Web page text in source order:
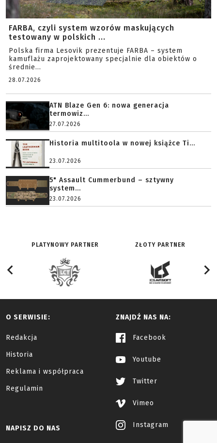
FARBA, czyli system wzorów maskujących
testowany w polskich ...
Polska firma Lesovik prezentuje FARBA – system
kamuflażu zaprojektowany specjalnie dla obiektów o
średnie...
28.07.2026
ATN Blaze Gen 6: nowa generacja
termowiz...
27.07.2026
Historia multitoola w nowej książce Ti...
23.07.2026
5" Assault Cummerbund – sztywny
system...
23.07.2026
PLATYNOWY PARTNER ZŁOTY PARTNER
O SERWISIE:
Redakcja
Historia
Reklama i współpraca
Regulamin
ZNAJDŹ NAS NA:
Facebook
Youtube
Twitter
Vimeo
Instagram
NAPISZ DO NAS